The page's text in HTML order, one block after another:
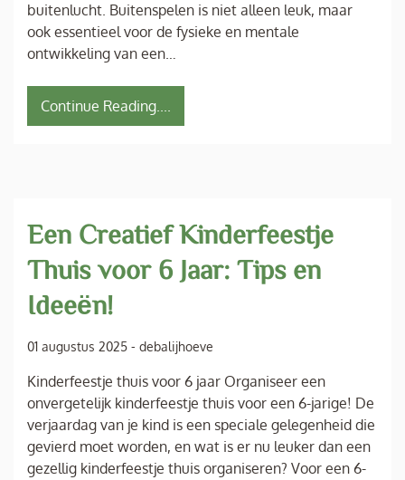
buitenlucht. Buitenspelen is niet alleen leuk, maar
ook essentieel voor de fysieke en mentale
ontwikkeling van een…
Continue Reading....
Een Creatief Kinderfeestje
Thuis voor 6 Jaar: Tips en
Ideeën!
01 augustus 2025 - debalijhoeve
Kinderfeestje thuis voor 6 jaar Organiseer een
onvergetelijk kinderfeestje thuis voor een 6-jarige! De
verjaardag van je kind is een speciale gelegenheid die
gevierd moet worden, en wat is er nu leuker dan een
gezellig kinderfeestje thuis organiseren? Voor een 6-